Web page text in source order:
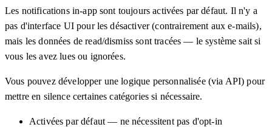
Les notifications in-app sont toujours activées par défaut. Il n'y a
pas d'interface UI pour les désactiver (contrairement aux e-mails),
mais les données de read/dismiss sont tracées — le système sait si
vous les avez lues ou ignorées.
Vous pouvez développer une logique personnalisée (via API) pour
mettre en silence certaines catégories si nécessaire.
Activées par défaut — ne nécessitent pas d'opt-in